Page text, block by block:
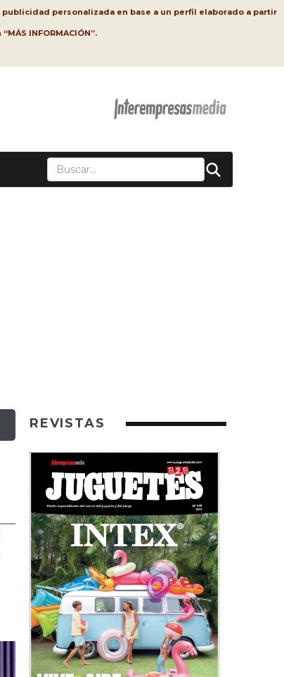
personalizada en base a un perfil elaborado a partir
INFORMACIÓN”.
REVISTAS